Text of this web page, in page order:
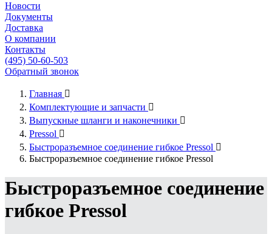
Новости
Документы
Доставка
О компании
Контакты
(495) 50-60-503
Обратный звонок
Главная 
Комплектующие и запчасти 
Выпускные шланги и наконечники 
Pressol 
Быстроразъемное соединение гибкое Pressol 
Быстроразъемное соединение гибкое Pressol
Быстроразъемное соединение
гибкое Pressol